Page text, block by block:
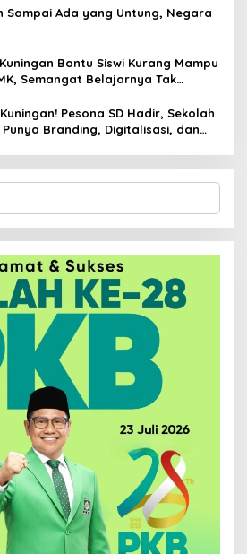
Sampai Ada yang Untung, Negara
Bantu Siswi Kurang Mampu
Semangat Belajarnya Tak
Pesona SD Hadir, Sekolah
Punya Branding, Digitalisasi, dan